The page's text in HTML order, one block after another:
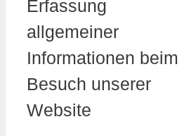
Erfassung
allgemeiner
Informationen beim
Besuch unserer
Website